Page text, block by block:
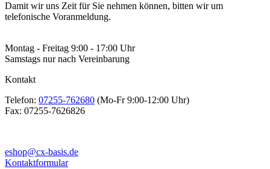
Damit wir uns Zeit für Sie nehmen können, bitten wir um
telefonische Voranmeldung.
Montag - Freitag 9:00 - 17:00 Uhr
Samstags nur nach Vereinbarung
Kontakt
Telefon: 07255-762680 (Mo-Fr 9:00-12:00 Uhr)
Fax: 07255-7626826
eshop@cx-basis.de
Kontaktformular